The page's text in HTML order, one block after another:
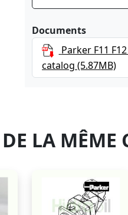
Documents
Parker F11
catalog (5.87MB)
LA MÊME